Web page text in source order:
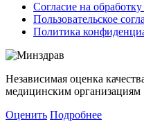
Согласие на
Пользовательское
Политика
Независимая оценка
медицинским организациям
Оценить Подробнее